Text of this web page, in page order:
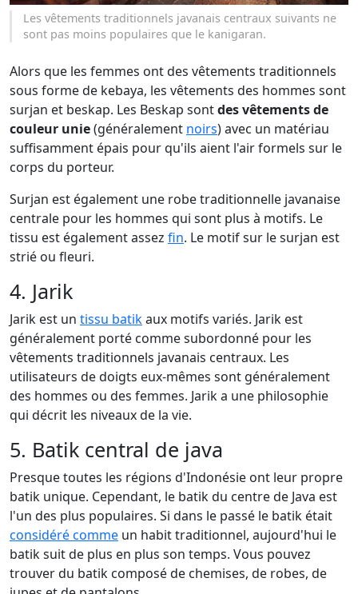
Les vêtements traditionnels javanais centraux suivants ne
sont pas moins populaires que le kanigaran.
Alors que les femmes ont des vêtements traditionnels
sous forme de kebaya, les vêtements des hommes sont
surjan et beskap. Les Beskap sontdes vêtements de
couleur unie(généralement noirs) avec un matériau
suffisamment épais pour qu'ils aient l'air formels sur le
corps du porteur.
Surjan est également une robe traditionnelle javanaise
centrale pour les hommes qui sont plus à motifs. Le
tissu est également assez fin. Le motif sur le surjan est
strié ou fleuri.
4. Jarik
Jarik est un tissu batikaux motifs variés. Jarik est
généralement porté comme subordonné pour les
vêtements traditionnels javanais centraux. Les
utilisateurs de doigts eux-mêmes sont généralement
des hommes ou des femmes. Jarik a une philosophie
qui décrit les niveaux de la vie.
5. Batik central de java
Presque toutes les régions d'Indonésie ont leur propre
batik unique. Cependant, le batik du centre de Java est
l'un des plus populaires. Si dans le passé le batik était
considéré comme un habit traditionnel, aujourd'hui le
batik suit de plus en plus son temps. Vous pouvez
trouver du batik composé de chemises, de robes, de